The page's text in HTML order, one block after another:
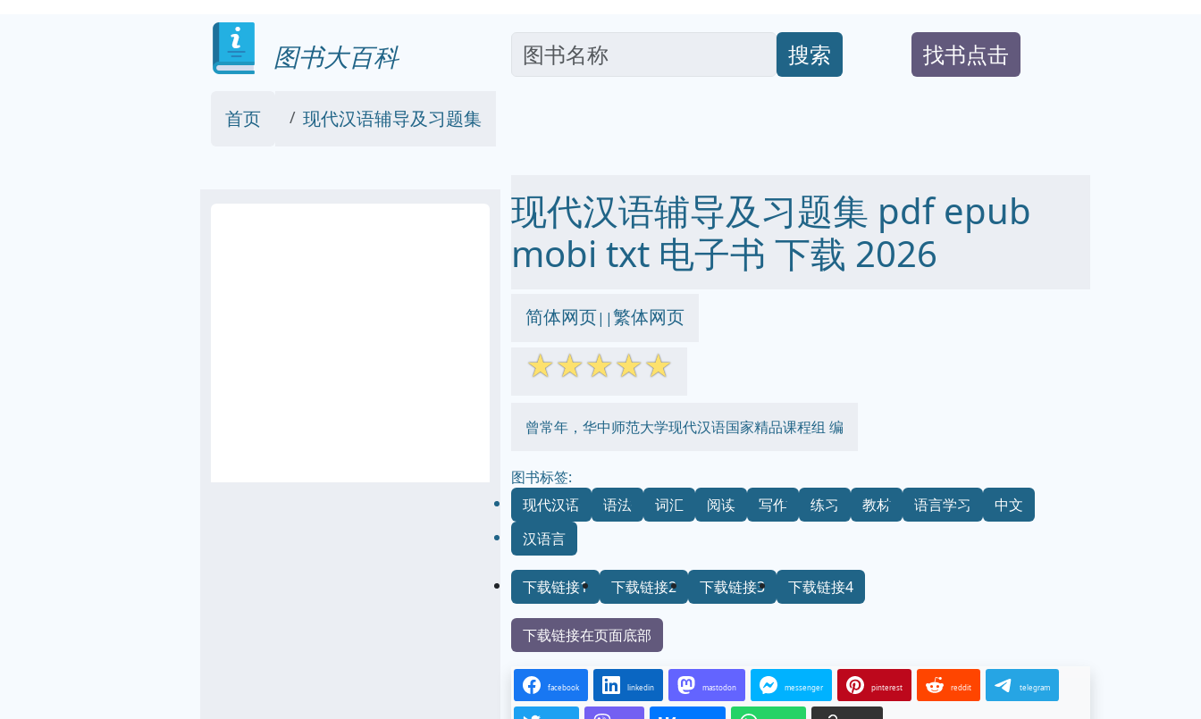
图书大百科 搜索 找书点击
首页 现代汉语辅导及习题集
现代汉语辅导及习题集 pdf epub
mobi txt 电子书 下载 2026
简体网页||繁体网页
☆☆☆☆☆
曾常年，华中师范大学现代汉语国家精品课程组 编
图书标签:
现代汉语
语法 词汇 阅读 写作 练习 教材 语言学习
中文
汉语言
下载链接1 下载链接2 下载链接3 下载链接4
下载链接在页面底部
facebook linkedin mastodon messenger pinterest reddit telegram